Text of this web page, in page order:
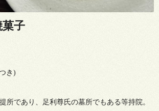
子
き)
所であり、足利尊氏の墓所でもある等持院。